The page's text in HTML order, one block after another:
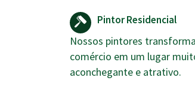
Pintor Residencial
Nossos pintores
comércio em um lugar
aconchegante e atrativo.